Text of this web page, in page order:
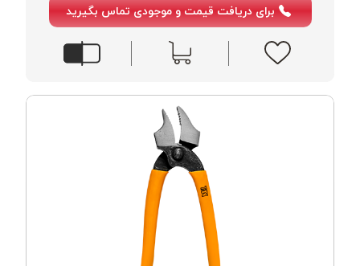
برای دریافت قیمت و موجودی تماس بگیرید